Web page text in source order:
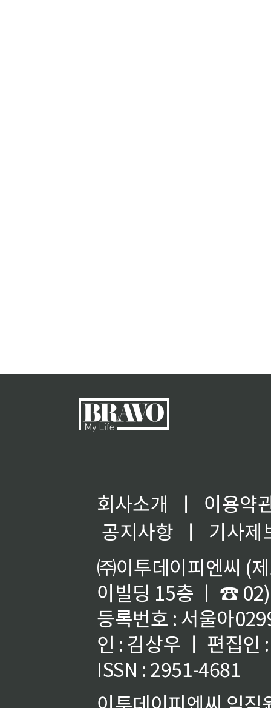
회사소개 ㅣ
이용약
공지사항
ㅣ
기사제
㈜이투데이피엔씨 (
이빌딩 15층 ㅣ ☎
등록번호 : 서울아
인 : 김상우 ㅣ 편집인
ISSN : 2951-4681